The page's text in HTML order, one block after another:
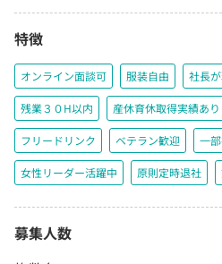
特徴
オンライン面談可 服装自由 社長
残業３０H以内 産休育休取得実績あり
フリードリンク ベテラン歓迎 一
女性リーダー活躍中 原則定時退社
募集人数